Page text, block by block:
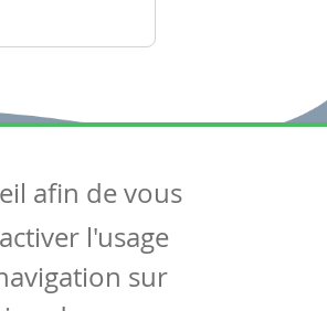
afin de vous
l'usage
sur